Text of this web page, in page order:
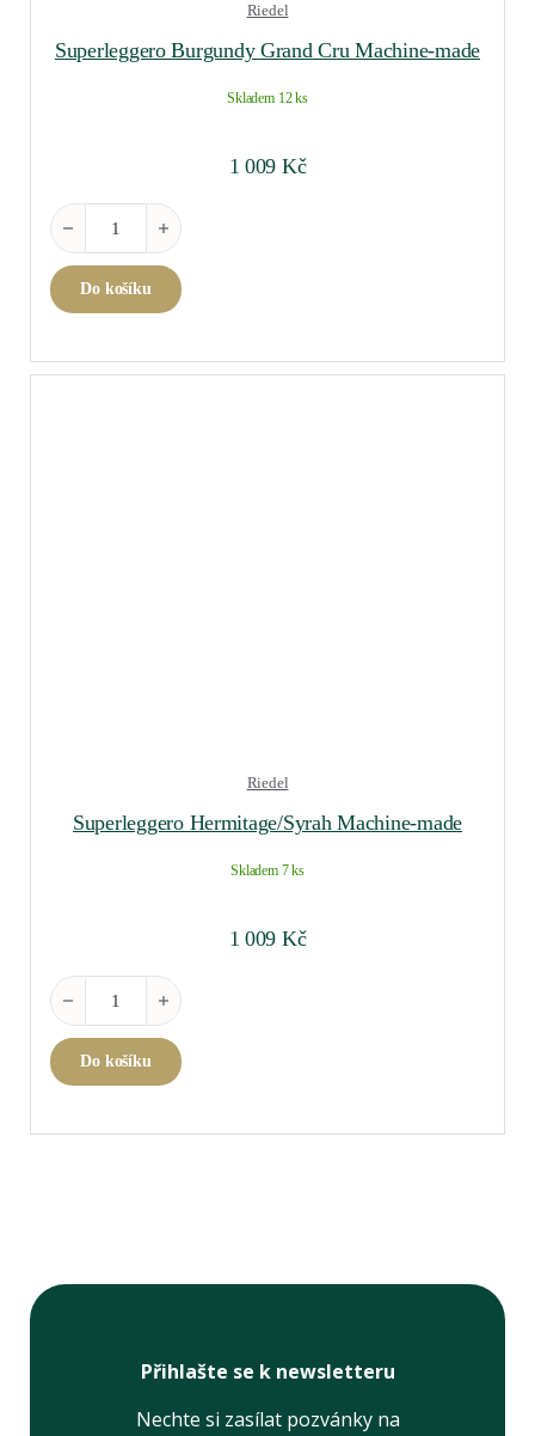
Riedel
Superleggero Burgundy Grand Cru Machine-made
Skladem 12 ks
1 009 Kč
Superleggero Burgundy Grand Cru Machine-made množství
Do košíku
Riedel
Superleggero Hermitage/Syrah Machine-made
Skladem 7 ks
1 009 Kč
Superleggero Hermitage/Syrah Machine-made množství
Do košíku
Přihlašte se k newsletteru
Nechte si zasílat pozvánky na